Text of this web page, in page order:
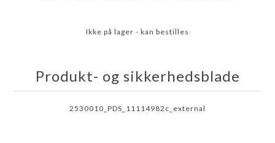
Ikke på lager - kan bestilles
Produkt- og sikkerhedsblade
2530010_PDS_11114982c_external